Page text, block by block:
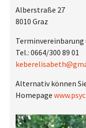
Alberstraße 27
8010 Graz
Terminvereinbarung
Tel.: 0664/300 89 01
Alternativ können
Homepage